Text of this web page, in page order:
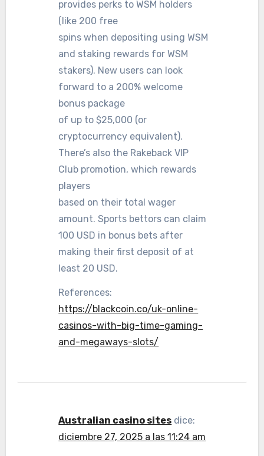
provides perks to WSM holders
(like 200 free
spins when depositing using WSM
and staking rewards for WSM
stakers). New users can look
forward to a 200% welcome
bonus package
of up to $25,000 (or
cryptocurrency equivalent).
There’s also the Rakeback VIP
Club promotion, which rewards
players
based on their total wager
amount. Sports bettors can claim
100 USD in bonus bets after
making their first deposit of at
least 20 USD.
References:
https://blackcoin.co/uk-online-
casinos-with-big-time-gaming-
and-megaways-slots/
Australian casino sites dice:
diciembre 27, 2025 a las 11:24 am